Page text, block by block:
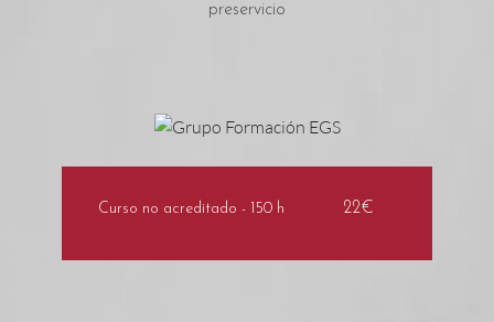
preservicio
Curso no acreditado - 150 h 22€